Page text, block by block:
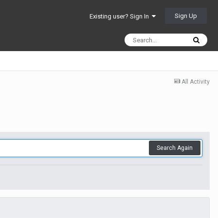
Existing user? Sign In Sign Up
All Activity
Search Again